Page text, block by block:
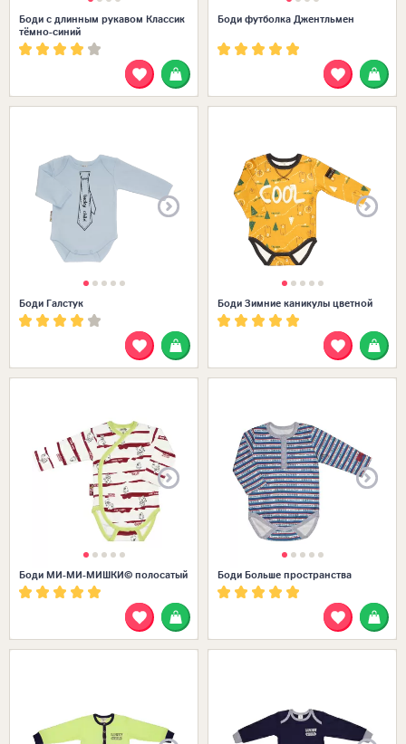
Боди с длинным рукавом Классик
тёмно-синий
Боди футболка Джентльмен
Боди Галстук Боди Зимние каникулы цветной
Боди МИ-МИ-МИШКИ© полосатый Боди Больше пространства